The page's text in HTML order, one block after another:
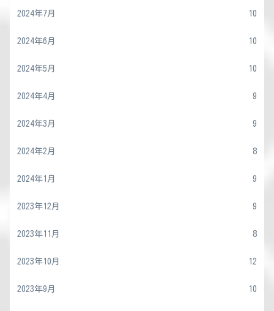
2024年7月 10
2024年6月 10
2024年5月 10
2024年4月 9
2024年3月 9
2024年2月 8
2024年1月 9
2023年12月 9
2023年11月 8
2023年10月 12
2023年9月 10